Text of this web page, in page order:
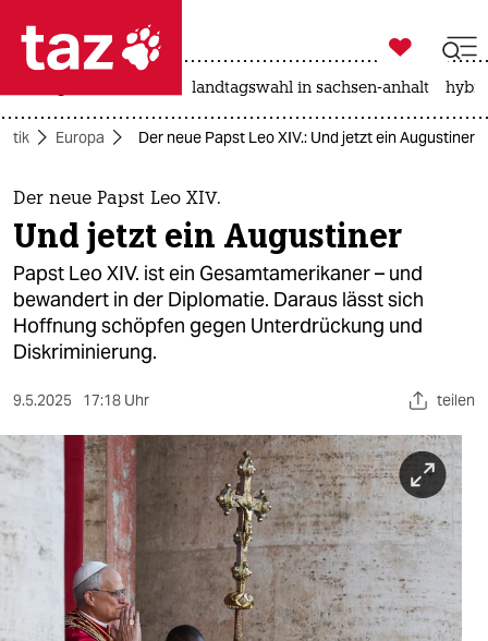
 taz zahl ich
taz zahl ich
themen
politik
öko
gesellschaft
kultur
sport
berlin
nord
wahrheit

taz zahl ich
landtagswahl in sachsen-anhalt
Europa Der neue Papst Leo XIV.: Und jetzt ein Augustiner
Der neue Papst Leo XIV.
Und jetzt ein Augustiner
Papst Leo XIV. ist ein Gesamtamerikaner – und
bewandert in der Diplomatie. Daraus lässt sich
Hoffnung schöpfen gegen Unterdrückung und
Diskriminierung.
9.5.2025 17:18 Uhr teilen